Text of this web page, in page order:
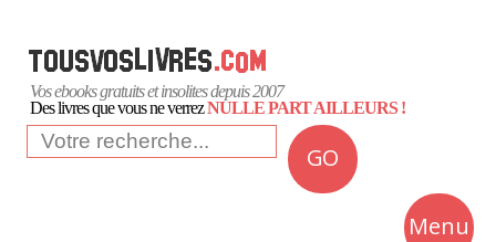
Vos ebooks gratuits et insolites depuis 2007
Des livres que vous ne verrezNULLE PART AILLEURS !
GO
Menu
Insolite